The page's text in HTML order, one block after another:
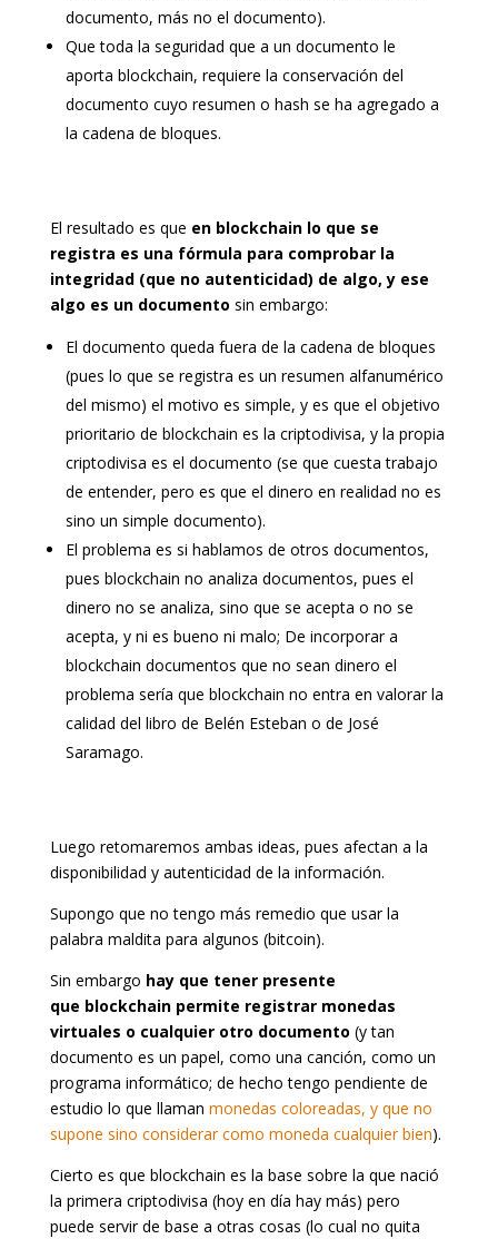
documento, más no el documento).
Que toda la seguridad que a un documento le
aporta blockchain, requiere la conservación del
documento cuyo resumen o hash se ha agregado a
la cadena de bloques.
El resultado es que en blockchain lo que se
registra es una fórmula para comprobar la
integridad (que no autenticidad) de algo, y ese
algo es un documento sin embargo:
El documento queda fuera de la cadena de bloques
(pues lo que se registra es un resumen alfanumérico
del mismo) el motivo es simple, y es que el objetivo
prioritario de blockchain es la criptodivisa, y la propia
criptodivisa es el documento (se que cuesta trabajo
de entender, pero es que el dinero en realidad no es
sino un simple documento).
El problema es si hablamos de otros documentos,
pues blockchain no analiza documentos, pues el
dinero no se analiza, sino que se acepta o no se
acepta, y ni es bueno ni malo; De incorporar a
blockchain documentos que no sean dinero el
problema sería que blockchain no entra en valorar la
calidad del libro de Belén Esteban o de José
Saramago.
Luego retomaremos ambas ideas, pues afectan a la
disponibilidad y autenticidad de la información.
Supongo que no tengo más remedio que usar la
palabra maldita para algunos (bitcoin).
Sin embargo hay que tener presente
que blockchain permite registrar monedas
virtuales o cualquier otro documento (y tan
documento es un papel, como una canción, como un
programa informático; de hecho tengo pendiente de
estudio lo que llaman monedas coloreadas, y que no
supone sino considerar como moneda cualquier bien).
Cierto es que blockchain es la base sobre la que nació
la primera criptodivisa (hoy en día hay más) pero
puede servir de base a otras cosas (lo cual no quita